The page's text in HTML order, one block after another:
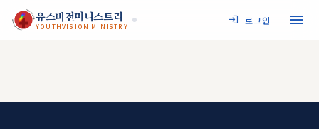
JESUS MY SAVIOR
YOUTHVISION MINISTRY
유스비전미니스트리
YOUTHVISION MINISTRY
로그인